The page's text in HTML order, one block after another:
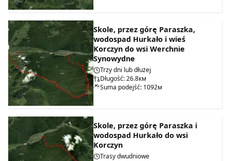
Skole, przez górę Paraszka,
wodospad Hurkało i wieś
Korczyn do wsi Werchnie
Synowydne
Trzy dni lub dłużej
Długość: 26.8км
Suma podejść: 1092м
Skole, przez górę Paraszka i
wodospad Hurkało do wsi
Korczyn
Trasy dwudniowe